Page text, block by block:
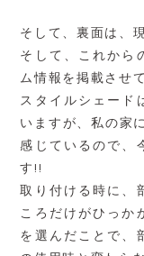
そして、裏面は、
そして、これから
ム情報を掲載させ
スタイルシェード
いますが、私の家
感じているので、
す!!
取り付ける時に、
ころだけがひっか
を選んだことで、